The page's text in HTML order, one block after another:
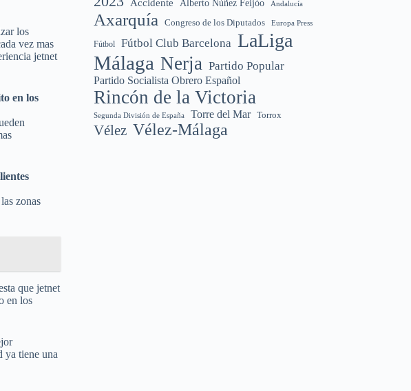
los
vez mas
jetnet
en los
zonas
que jetnet
en los
ya tiene una
Accidente Alberto Núñez Feijóo Andalucía
Axarquía Congreso de los Diputados Europa Press
Fútbol Fútbol Club Barcelona LaLiga
Málaga Nerja Partido Popular
Partido Socialista Obrero Español
Rincón de la Victoria
Segunda División de España Torre del Mar Torrox
Vélez Vélez-Málaga